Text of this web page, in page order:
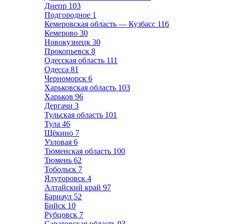
Днепр 103
Подгородное 1
Кемеровская область — Кузбасс 116
Кемерово 30
Новокузнецк 30
Прокопьевск 8
Одесская область 111
Одесса 81
Черноморск 6
Харьковская область 103
Харьков 96
Дергачи 3
Тульская область 101
Тула 46
Щёкино 7
Узловая 6
Тюменская область 100
Тюмень 62
Тобольск 7
Ялуторовск 4
Алтайский край 97
Барнаул 52
Бийск 10
Рубцовск 7